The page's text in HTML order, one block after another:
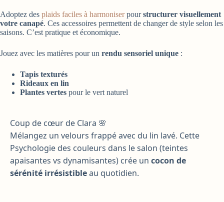
Adoptez des plaids faciles à harmoniserpourstructurer visuellement
votre canapé. Ces accessoires permettent de changer de style selon les
saisons. C’est pratique et économique.
Jouez avec les matières pour un rendu sensoriel unique :
Tapis texturés
Rideaux en lin
Plantes vertes pour le vert naturel
Coup de cœur de Clara 🌸
Mélangez un velours frappé avec du lin lavé. Cette
Psychologie des couleurs dans le salon (teintes
apaisantes vs dynamisantes) crée un cocon de
sérénité irrésistibleau quotidien.